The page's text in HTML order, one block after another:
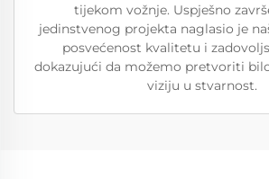
tijekom vožnje. Uspješno
jedinstvenog projekta naglasio je
posvećenost kvalitetu i
dokazujući da možemo pretvoriti
viziju u stvarnost.